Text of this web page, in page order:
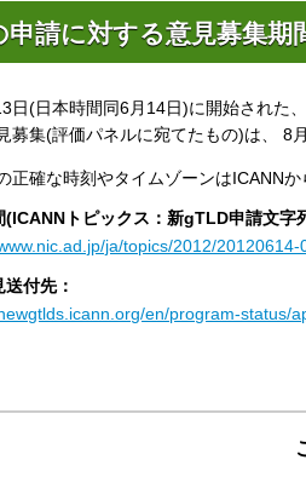
申請に対する意見募集期
(日本時間同6月14日)に開始された
募集(評価パネルに宛てたもの)は、 8
確な時刻やタイムゾーンはICANNか
(ICANNトピックス：新gTLD申請文
ja/topics/2012/
付先：
en/program-status/